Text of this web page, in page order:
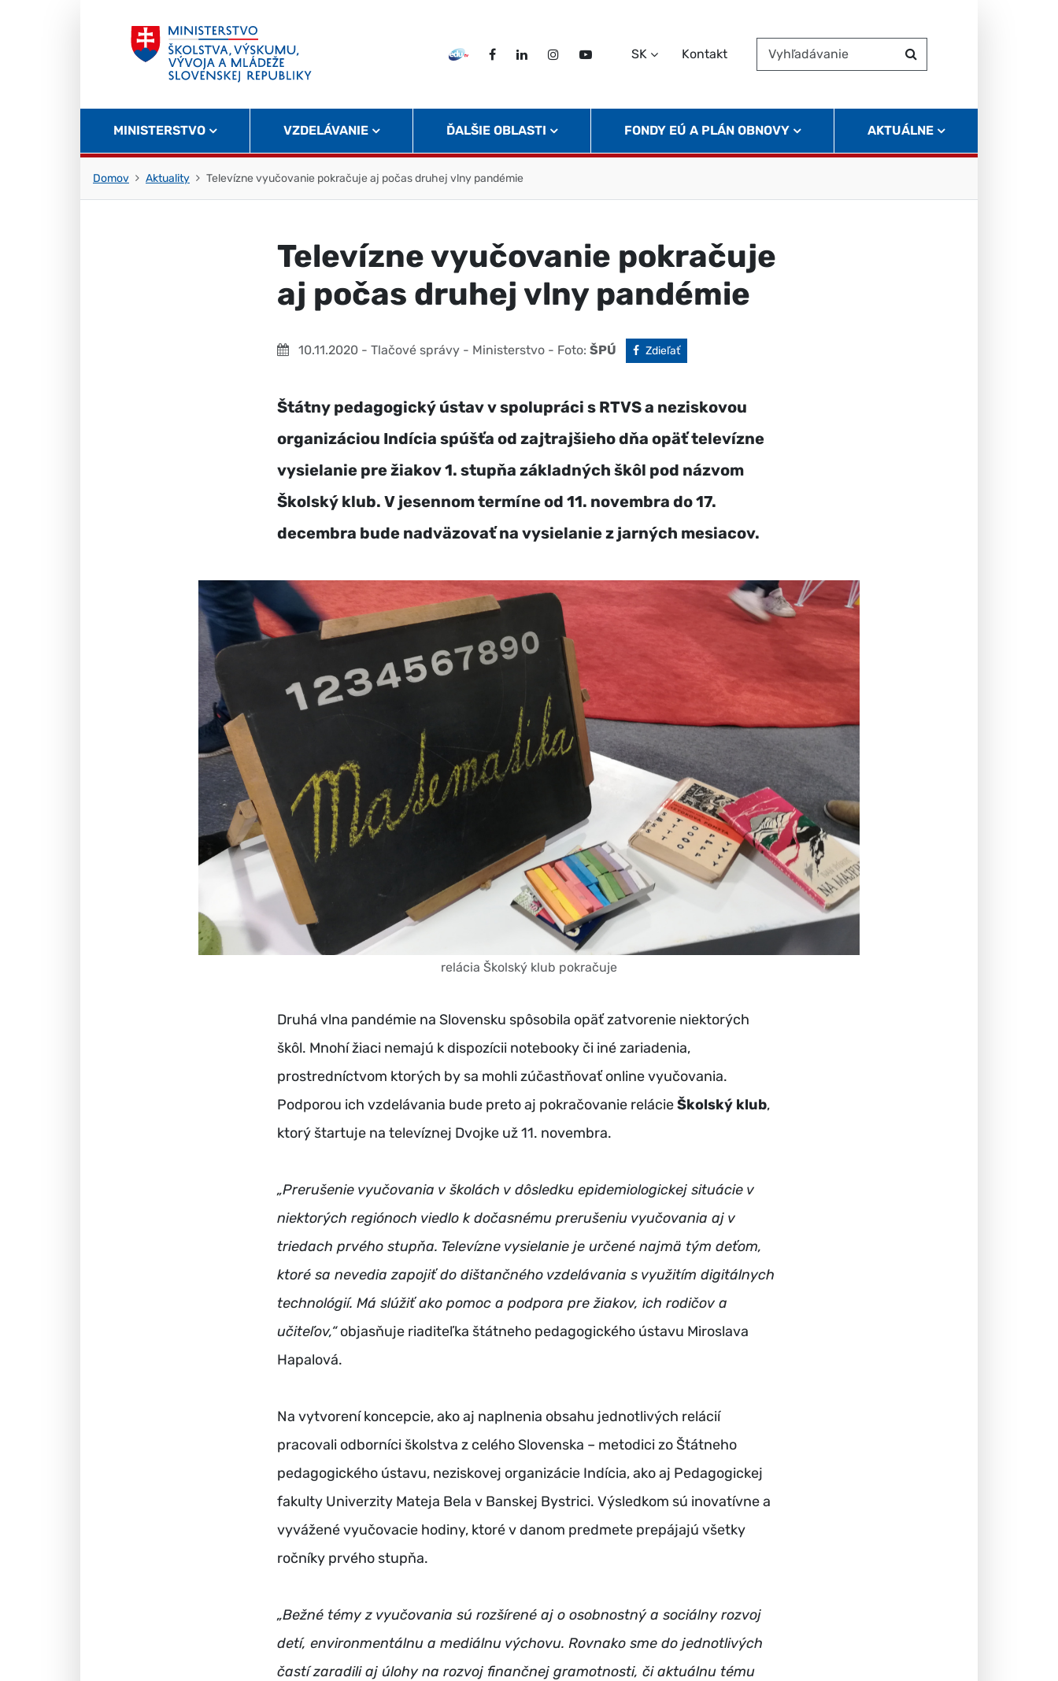
EDU TVFacebookLinkedInInstagram
Twitter
SK Kontakt
Vyhľadávanie
Hľadať
MINISTERSTVO VZDELÁVANIE ĎALŠIE OBLASTI FONDY EÚ A PLÁN OBNOVY AKTUÁLNE
Domov Aktuality Televízne vyučovanie pokračuje aj počas druhej vlny pandémie
Televízne vyučovanie pokračuje
aj počas druhej vlny pandémie
10.11.2020 - Tlačové správy - Ministerstvo - Foto: ŠPÚ Facebook
Zdieľať
Štátny pedagogický ústav v spolupráci s RTVS a neziskovou
organizáciou Indícia spúšťa od zajtrajšieho dňa opäť televízne
vysielanie pre žiakov 1. stupňa základných škôl pod názvom
Školský klub. V jesennom termíne od 11. novembra do 17.
decembra bude nadväzovať na vysielanie z jarných mesiacov.
relácia Školský klub pokračuje
Druhá vlna pandémie na Slovensku spôsobila opäť zatvorenie niektorých
škôl. Mnohí žiaci nemajú k dispozícii notebooky či iné zariadenia,
prostredníctvom ktorých by sa mohli zúčastňovať online vyučovania.
Podporou ich vzdelávania bude preto aj pokračovanie relácieŠkolský klub,
ktorý štartuje na televíznej Dvojke už 11. novembra.
„Prerušenie vyučovania v školách v dôsledku epidemiologickej situácie v
niektorých regiónoch viedlo k dočasnému prerušeniu vyučovania aj v
triedach prvého stupňa. Televízne vysielanie je určené najmä tým deťom,
ktoré sa nevedia zapojiť do dištančného vzdelávania s využitím digitálnych
technológií. Má slúžiť ako pomoc a podpora pre žiakov, ich rodičov a
učiteľov,“objasňuje riaditeľka štátneho pedagogického ústavu Miroslava
Hapalová.
Na vytvorení koncepcie, ako aj naplnenia obsahu jednotlivých relácií
pracovali odborníci školstva z celého Slovenska – metodici zo Štátneho
pedagogického ústavu, neziskovej organizácie Indícia, ako aj Pedagogickej
fakulty Univerzity Mateja Bela v Banskej Bystrici. Výsledkom sú inovatívne a
vyvážené vyučovacie hodiny, ktoré v danom predmete prepájajú všetky
ročníky prvého stupňa.
„Bežné témy z vyučovania sú rozšírené aj o osobnostný a sociálny rozvoj
detí, environmentálnu a mediálnu výchovu. Rovnako sme do jednotlivých
častí zaradili aj úlohy na rozvoj finančnej gramotnosti, či aktuálnu tému